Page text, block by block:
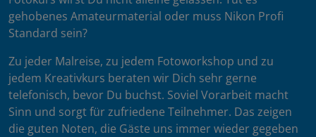
gehobenes Amateurmaterial oder muss Nikon Profi
Standard sein?
Zu jeder Malreise, zu jedem Fotoworkshop und zu
jedem Kreativkurs beraten wir Dich sehr gerne
telefonisch, bevor Du buchst. Soviel Vorarbeit macht
Sinn und sorgt für zufriedene Teilnehmer. Das zeigen
die guten Noten, die Gäste uns immer wieder gegeben